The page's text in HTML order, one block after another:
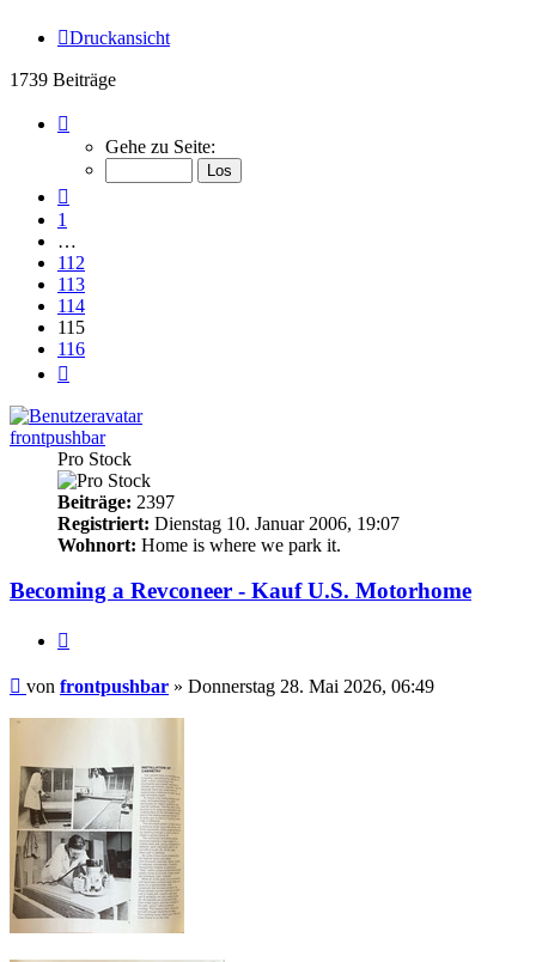
Druckansicht
1739 Beiträge
115
von
Gehe zu Seite:
1
…
112
113
114
115
116
frontpushbar
Pro Stock
Beiträge: 2397
Registriert: Dienstag 10. Januar 2006, 19:07
Wohnort: Home is where we park it.
Becoming a Revconeer - Kauf U.S. Motorhome
Beitrag
von frontpushbar » Donnerstag 28. Mai 2026, 06:49